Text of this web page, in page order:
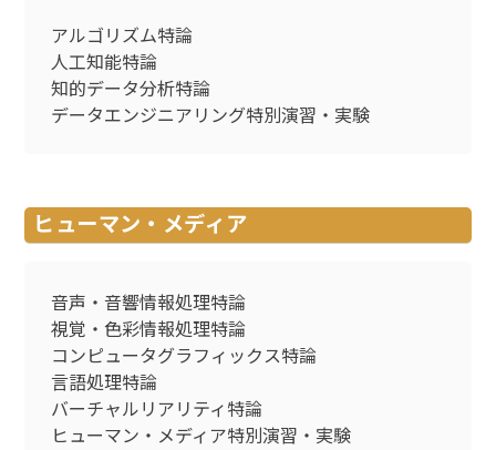
アルゴリズム特論
人工知能特論
知的データ分析特論
データエンジニアリング特別演習・実験
ヒューマン・メディア
音声・音響情報処理特論
視覚・色彩情報処理特論
コンピュータグラフィックス特論
言語処理特論
バーチャルリアリティ特論
ヒューマン・メディア特別演習・実験